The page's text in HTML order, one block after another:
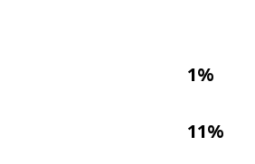
1%
11%